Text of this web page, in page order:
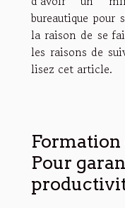
bureautique pour
la raison de se
les raisons de
lisez cet article.
Formation
Pour